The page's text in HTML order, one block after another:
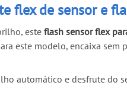
flex de sensor e
esteflash sensor flex
este modelo, encaixa sem
automático e desfrute do